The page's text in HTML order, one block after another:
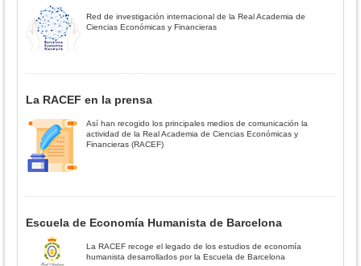
Red de investigación internacional de la Real Academia de
Ciencias Económicas y Financieras
La RACEF en la prensa
Así han recogido los principales medios de comunicación la
actividad de la Real Academia de Ciencias Económicas y
Financieras (RACEF)
Escuela de Economía Humanista de Barcelona
La RACEF recoge el legado de los estudios de economía
humanista desarrollados por la Escuela de Barcelona